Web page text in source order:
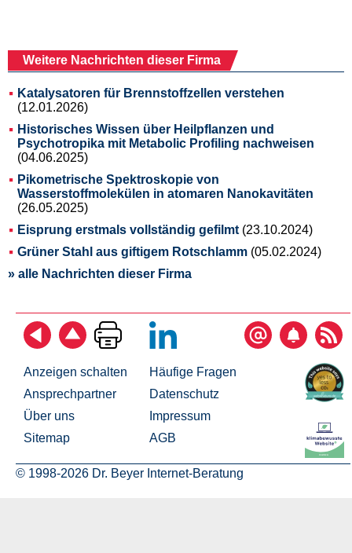
Weitere Nachrichten dieser Firma
Katalysatoren für Brennstoffzellen verstehen
(12.01.2026)
Historisches Wissen über Heilpflanzen und
Psychotropika mit Metabolic Profiling nachweisen
(04.06.2025)
Pikometrische Spektroskopie von
Wasserstoffmolekülen in atomaren Nanokavitäten
(26.05.2025)
Eisprung erstmals vollständig gefilmt (23.10.2024)
Grüner Stahl aus giftigem Rotschlamm (05.02.2024)
» alle Nachrichten dieser Firma
Anzeigen schalten
Ansprechpartner
Über uns
Sitemap
Häufige Fragen
Datenschutz
Impressum
AGB
© 1998-2026 Dr. Beyer Internet-Beratung